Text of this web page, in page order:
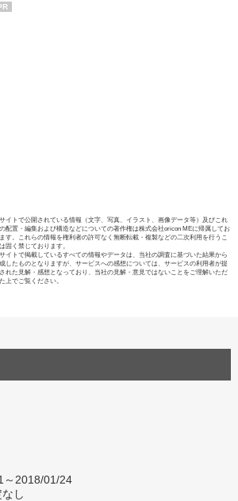
イトで公開されている情報（文字、写真、イラスト、画像データ等）及びこれ
配置・編集および構造などについての著作権は株式会社oricon MEに帰属してお
す。これらの情報を権利者の許可なく無断転載・複製などの二次利用を行うこ
固く禁じております。
イトで掲載しているすべての情報やデータは、当社の調査に基づいた結果から
したものとなりますが、サービスへの感想については、サービスの利用者が提
れた見解・感想となっており、当社の見解・意見ではないことをご理解いただ
上でご覧ください。
～2018/01/24
し